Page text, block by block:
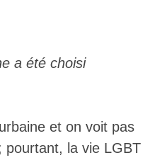
a été choisi
et on voit pas
pourtant, la vie LGBT